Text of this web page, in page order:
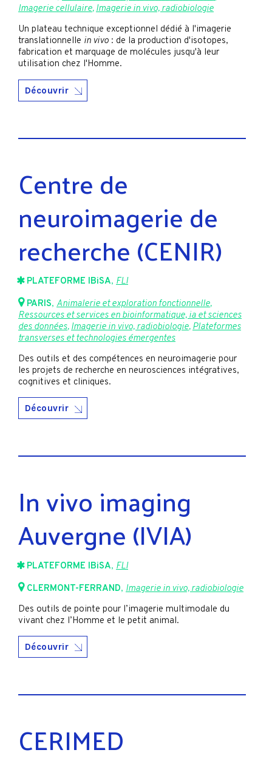
Imagerie cellulaire,Imagerie in vivo, radiobiologie
Un plateau technique exceptionnel dédié à l'imagerie
translationnelle in vivo : de la production d'isotopes,
fabrication et marquage de molécules jusqu'à leur
utilisation chez l'Homme.
Découvrir
Centre de
neuroimagerie de
recherche (CENIR)
PLATEFORME IBiSA, FLI
PARIS, Animalerie et exploration fonctionnelle,
Ressources et services en bioinformatique, ia et sciences
des données,Imagerie in vivo, radiobiologie,Plateformes
transverses et technologies émergentes
Des outils et des compétences en neuroimagerie pour
les projets de recherche en neurosciences intégratives,
cognitives et cliniques.
Découvrir
In vivo imaging
Auvergne (IVIA)
PLATEFORME IBiSA, FLI
CLERMONT-FERRAND, Imagerie in vivo, radiobiologie
Des outils de pointe pour l’imagerie multimodale du
vivant chez l’Homme et le petit animal.
Découvrir
CERIMED